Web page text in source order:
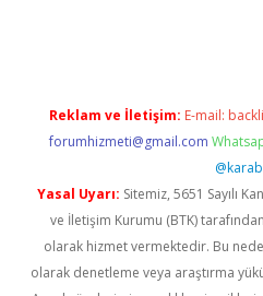
Reklam ve İletişim: E-mail:
forumhizmeti@gmail.com
Yasal Uyarı: Sitemiz, 5651 Sayılı
ve İletişim Kurumu (BTK)
olarak hizmet vermektedir. Bu
olarak denetleme veya araştırma